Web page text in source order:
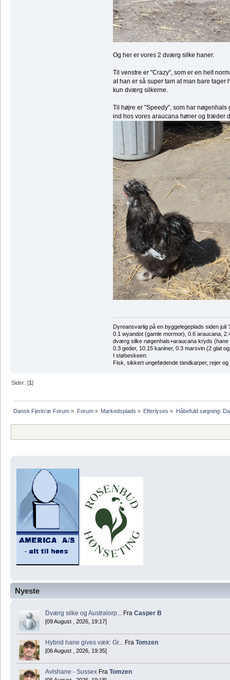
Nyeste
Dværg silke og Australorp... Fra Casper B
[09 August , 2026, 19:17]
Hybrid hane gives væk: Gr... Fra Tomzen
[06 August , 2026, 19:35]
Avlshane - Sussex Fra Tomzen
Og her er vores 2 dværg silke haner.
Til venstre er "Crazy", som er en helt
at han er så super tam at man bare tager
kun dværg silkerne.
Til højre er "Speedy", som har
ind hos vores araucana høner og træder
Dyreansvarlig på en byggelegeplads siden juli
0.1 wyandot (gamle mormor), 0.6 araucana,
dværg silke nøgenhals+araucana kryds
0.3 geder, 10.15 kaniner, 0.3 marsvin (2 glat
I støbeskeen:
Fisk, sikkert ungefødende tandkarper, rejer
Sider: [1]
Dansk Fjerkræ Forum » Forum» Markedsplads » Efterlyses » Håbefuld søgning: